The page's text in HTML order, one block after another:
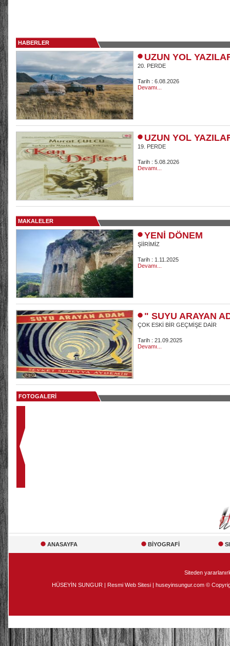
HABERLER
UZUN YOL
20. PERDE
Tarih : 6.08.2026
Devamı...
UZUN YOL
19. PERDE
Tarih : 5.08.2026
Devamı...
MAKALELER
YENİ DÖNEM
ŞİİRİMİZ
Tarih : 1.11.2025
Devamı...
" SUYU ARAYAN
ÇOK ESKİ BİR GEÇMİŞE DAİR
Tarih : 21.09.2025
Devamı...
FOTOGALERİ
ANASAYFA BİYOGRAFİ
Siteden
HÜSEYİN SUNGUR | Resmi Web Sitesi | huseyinsungur.com ©